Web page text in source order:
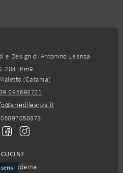
e Design di Antonino Leanza
284, Km9
(Catania)
095698721
06097050873
CUCINE
Moderne